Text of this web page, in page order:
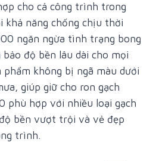
cho cả công trình trong
khả năng chống chịu thời
ngăn ngừa tình trạng bong
độ bền lâu dài cho mọi
không bị ngã màu dưới
giúp giữ cho ron gạch
phù hợp với nhiều loại gạch
bền vượt trội và vẻ đẹp
trình.